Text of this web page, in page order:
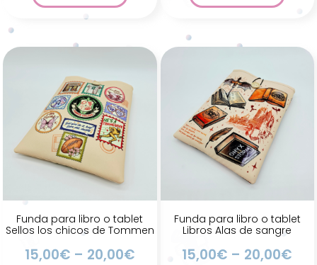
Funda para libro o tablet
Sellos los chicos de Tommen
15,00€ – 20,00€
Funda para libro o tablet
Libros Alas de sangre
15,00€ – 20,00€